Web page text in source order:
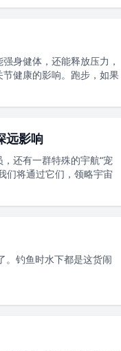
身健体，还能释放压力，
健康的影响。跑步，如果
远影响
还有一群特殊的宇航“宠
们将通过它们，领略宇宙
。钓鱼时水下都是这货闹